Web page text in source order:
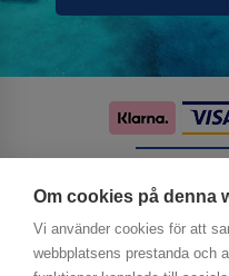
Om cookies på denna
Vi använder cookies för att
webbplatsens prestanda och
Följ oss